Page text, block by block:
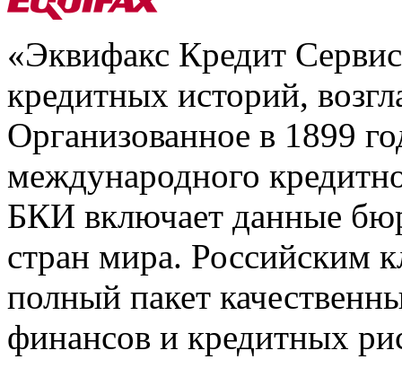
«Эквифакс Кредит
кредитных историй,
Организованное в 1899
международного
БКИ включает данные
стран мира. Российским
полный пакет
финансов и кредитных